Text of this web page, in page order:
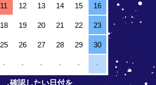
11 12 13 14 15 16
18 19 20 21 22 23
25 26 27 28 29 30
- - - - - -
確認したい日付を